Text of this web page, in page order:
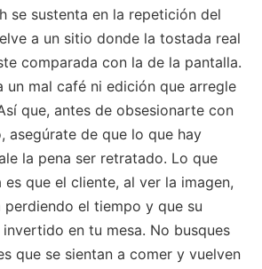
se sustenta en la repetición del
a un sitio donde la tostada real
comparada con la de la pantalla.
un mal café ni edición que arregle
que, antes de obsesionarte con
asegúrate de que lo que hay
la pena ser retratado. Lo que
que el cliente, al ver la imagen,
perdiendo el tiempo y que su
en tu mesa. No busques
que se sientan a comer y vuelven